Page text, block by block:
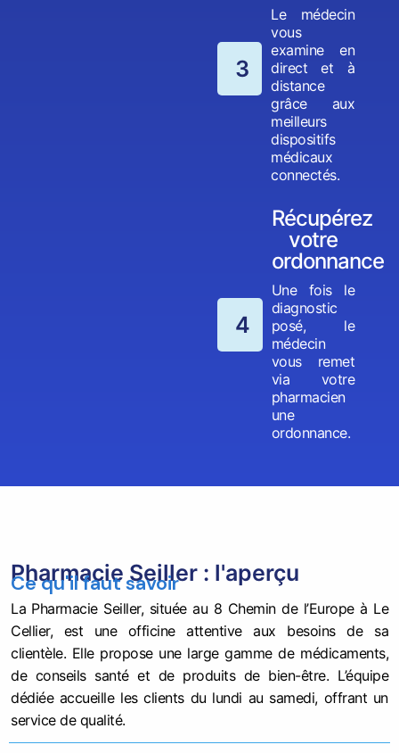
3
Le médecin
vous
examine en
direct et à
distance
grâce aux
meilleurs
dispositifs
médicaux
connectés.
4
Récupérez
votre
ordonnance
Une fois le
diagnostic
posé, le
médecin
vous remet
via votre
pharmacien
une
ordonnance.
Pharmacie Seiller : l'aperçu
Ce qu'il faut savoir
La Pharmacie Seiller, située au 8 Chemin de l’Europe à Le
Cellier, est une officine attentive aux besoins de sa
clientèle. Elle propose une large gamme de médicaments,
de conseils santé et de produits de bien-être. L’équipe
dédiée accueille les clients du lundi au samedi, offrant un
service de qualité.